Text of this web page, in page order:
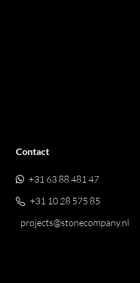
Contact
+31 63 88 481 47
+31 10 28 575 85
projects@stonecompany.nl